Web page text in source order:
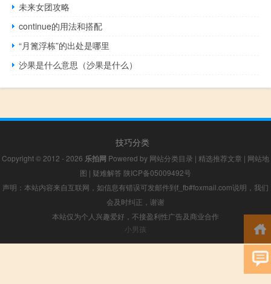
未来女团攻略
continue的用法和搭配
“月篦浮栋”的出处是哪里
沙果是什么意思（沙果是什么）
技巧分类
Copyright © 2012 - 2026 乐拍网 Powered by 网站分类目录 | 精选推荐文章 | 网站地
图 | 疑难解答 陕ICP备05009492号
声明：本站内容来自互联网，如信息有错误可发邮件到f_fb#foxmail.com说明，我们
会及时纠正，谢谢
本站仅为个人兴趣爱好，不接盈利性广告及商业合作
小男孩